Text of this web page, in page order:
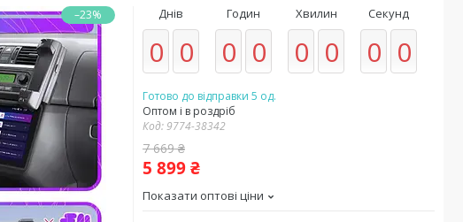
–23% Днів
0 0
Годин
0 0
Хвилин
0 0
Секунд
0 0
Готово до відправки 5 од.
Оптом і в роздріб
Код:9774-38342
7 669 ₴
5 899 ₴
Показати оптові ціни